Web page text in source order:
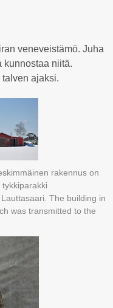
veneveistämö. Juha
kunnostaa niitä.
ajaksi.
rakennus on
The building in
was transmitted to the